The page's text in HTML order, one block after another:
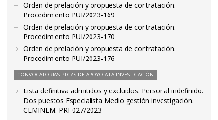
Orden de prelación y propuesta de contratación.
Procedimiento PUI/2023-169
Orden de prelación y propuesta de contratación.
Procedimiento PUI/2023-170
Orden de prelación y propuesta de contratación.
Procedimiento PUI/2023-176
CONVOCATORIAS PTGAS DE APOYO A LA INVESTIGACIÓN
Lista definitiva admitidos y excluidos. Personal indefinido.
Dos puestos Especialista Medio gestión investigación.
CEMINEM. PRI-027/2023